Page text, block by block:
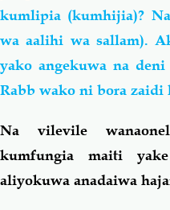
kumlipia (kumhijia)?
wa aalihi wa sallam).
yako angekuwa na
Rabb wako ni bora
Na vilevile
kumfungia maiti
aliyokuwa anadaiwa